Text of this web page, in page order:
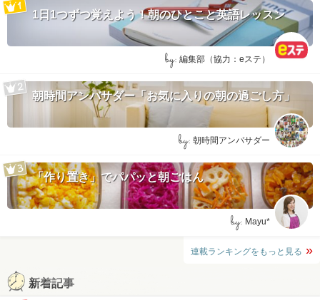
1日1つずつ覚えよう！朝のひとこと英語レッスン
by: 編集部（協力：eステ）
朝時間アンバサダー「お気に入りの朝の過ごし方」
by: 朝時間アンバサダー
「作り置き」でパパッと朝ごはん
by: Mayu*
連載ランキングをもっと見る
新着記事